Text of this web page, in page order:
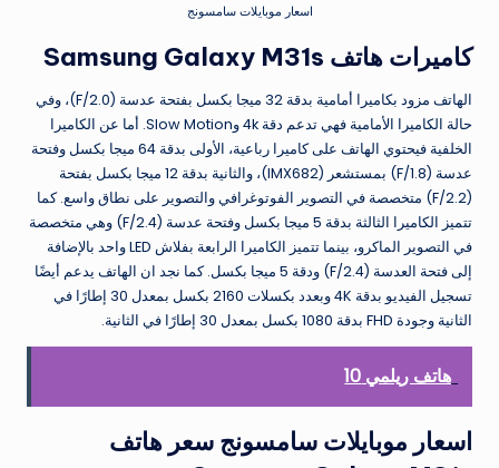
اسعار موبايلات سامسونج
كاميرات هاتف Samsung Galaxy M31s
الهاتف مزود بكاميرا أمامية بدقة 32 ميجا بكسل بفتحة عدسة (F/2.0)، وفي
حالة الكاميرا الأمامية فهي تدعم دقة 4k وSlow Motion. أما عن الكاميرا
الخلفية فيحتوي الهاتف على كاميرا رباعية، الأولى بدقة 64 ميجا بكسل وفتحة
عدسة (F/1.8) بمستشعر (IMX682)، والثانية بدقة 12 ميجا بكسل بفتحة
(F/2.2) متخصصة في التصوير الفوتوغرافي والتصوير على نطاق واسع. كما
تتميز الكاميرا الثالثة بدقة 5 ميجا بكسل وفتحة عدسة (F/2.4) وهي متخصصة
في التصوير الماكرو، بينما تتميز الكاميرا الرابعة بفلاش LED واحد بالإضافة
إلى فتحة العدسة (F/2.4) ودقة 5 ميجا بكسل. كما نجد ان الهاتف يدعم أيضًا
تسجيل الفيديو بدقة 4K وبعدد بكسلات 2160 بكسل بمعدل 30 إطارًا في
الثانية وجودة FHD بدقة 1080 بكسل بمعدل 30 إطارًا في الثانية.
هاتف ريلمي 10
اسعار موبايلات سامسونج سعر هاتف